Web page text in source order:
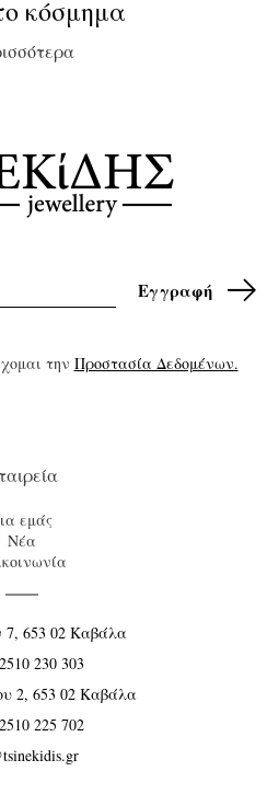
κόσμημα
την Προστασία Δεδομένων.
εμάς
Νέα
7, 653 02 Καβάλα
230 303
2, 653 02 Καβάλα
225 702